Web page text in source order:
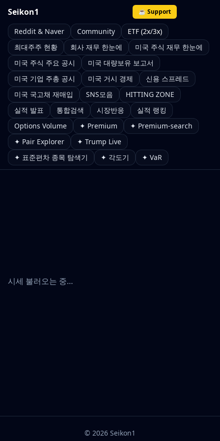
Seikon1 ☕ Support
Reddit & Naver Community
ETF (2x/3x)
최대주주 현황
회사 재무 한눈에
미국 주식 재무 한눈에
미국 주식 주요 공시
미국 대량보유 보고서
미국 기업 주총 공시
미국 거시 경제
신용 스프레드
미국 국고채 재매입
SNS모음
HITTING ZONE
실적 발표
통합검색 시장반응
실적 랭킹
Options Volume
✦ Premium
✦ Premium-search
✦ Pair Explorer
✦ Trump Live
✦ 표준편차 종목 탐색기
✦ 각도기 ✦ VaR
시세 불러오는 중…
© 2026 Seikon1